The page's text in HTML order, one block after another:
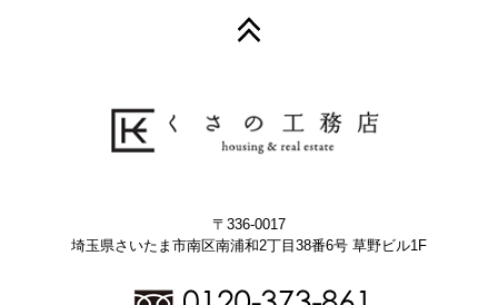
〒336-0017
埼玉県さいたま市南区南浦和2丁目38番6号 草野ビル1F